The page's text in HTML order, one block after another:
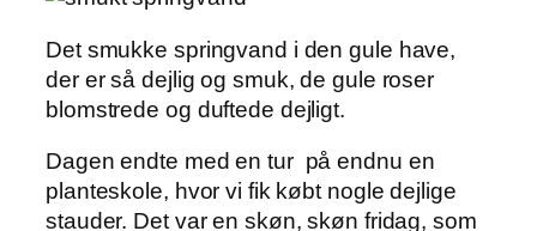
Det smukke springvand i den gule have,
der er så dejlig og smuk, de gule roser
blomstrede og duftede dejligt.
Dagen endte med en tur på endnu en
planteskole, hvor vi fik købt nogle dejlige
stauder. Det var en skøn, skøn fridag, som